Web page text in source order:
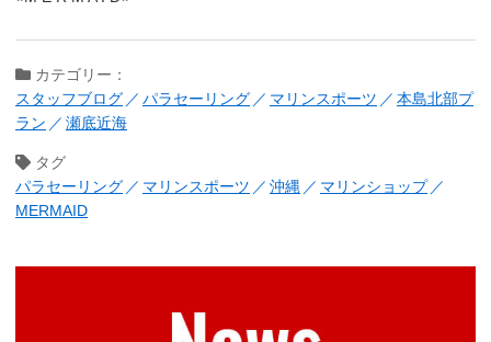
カテゴリー：
スタッフブログ
パラセーリング マリンスポーツ
本島北部プ
ラン
瀬底近海
タグ
パラセーリング
マリンスポーツ 沖縄
マリンショップ
MERMAID